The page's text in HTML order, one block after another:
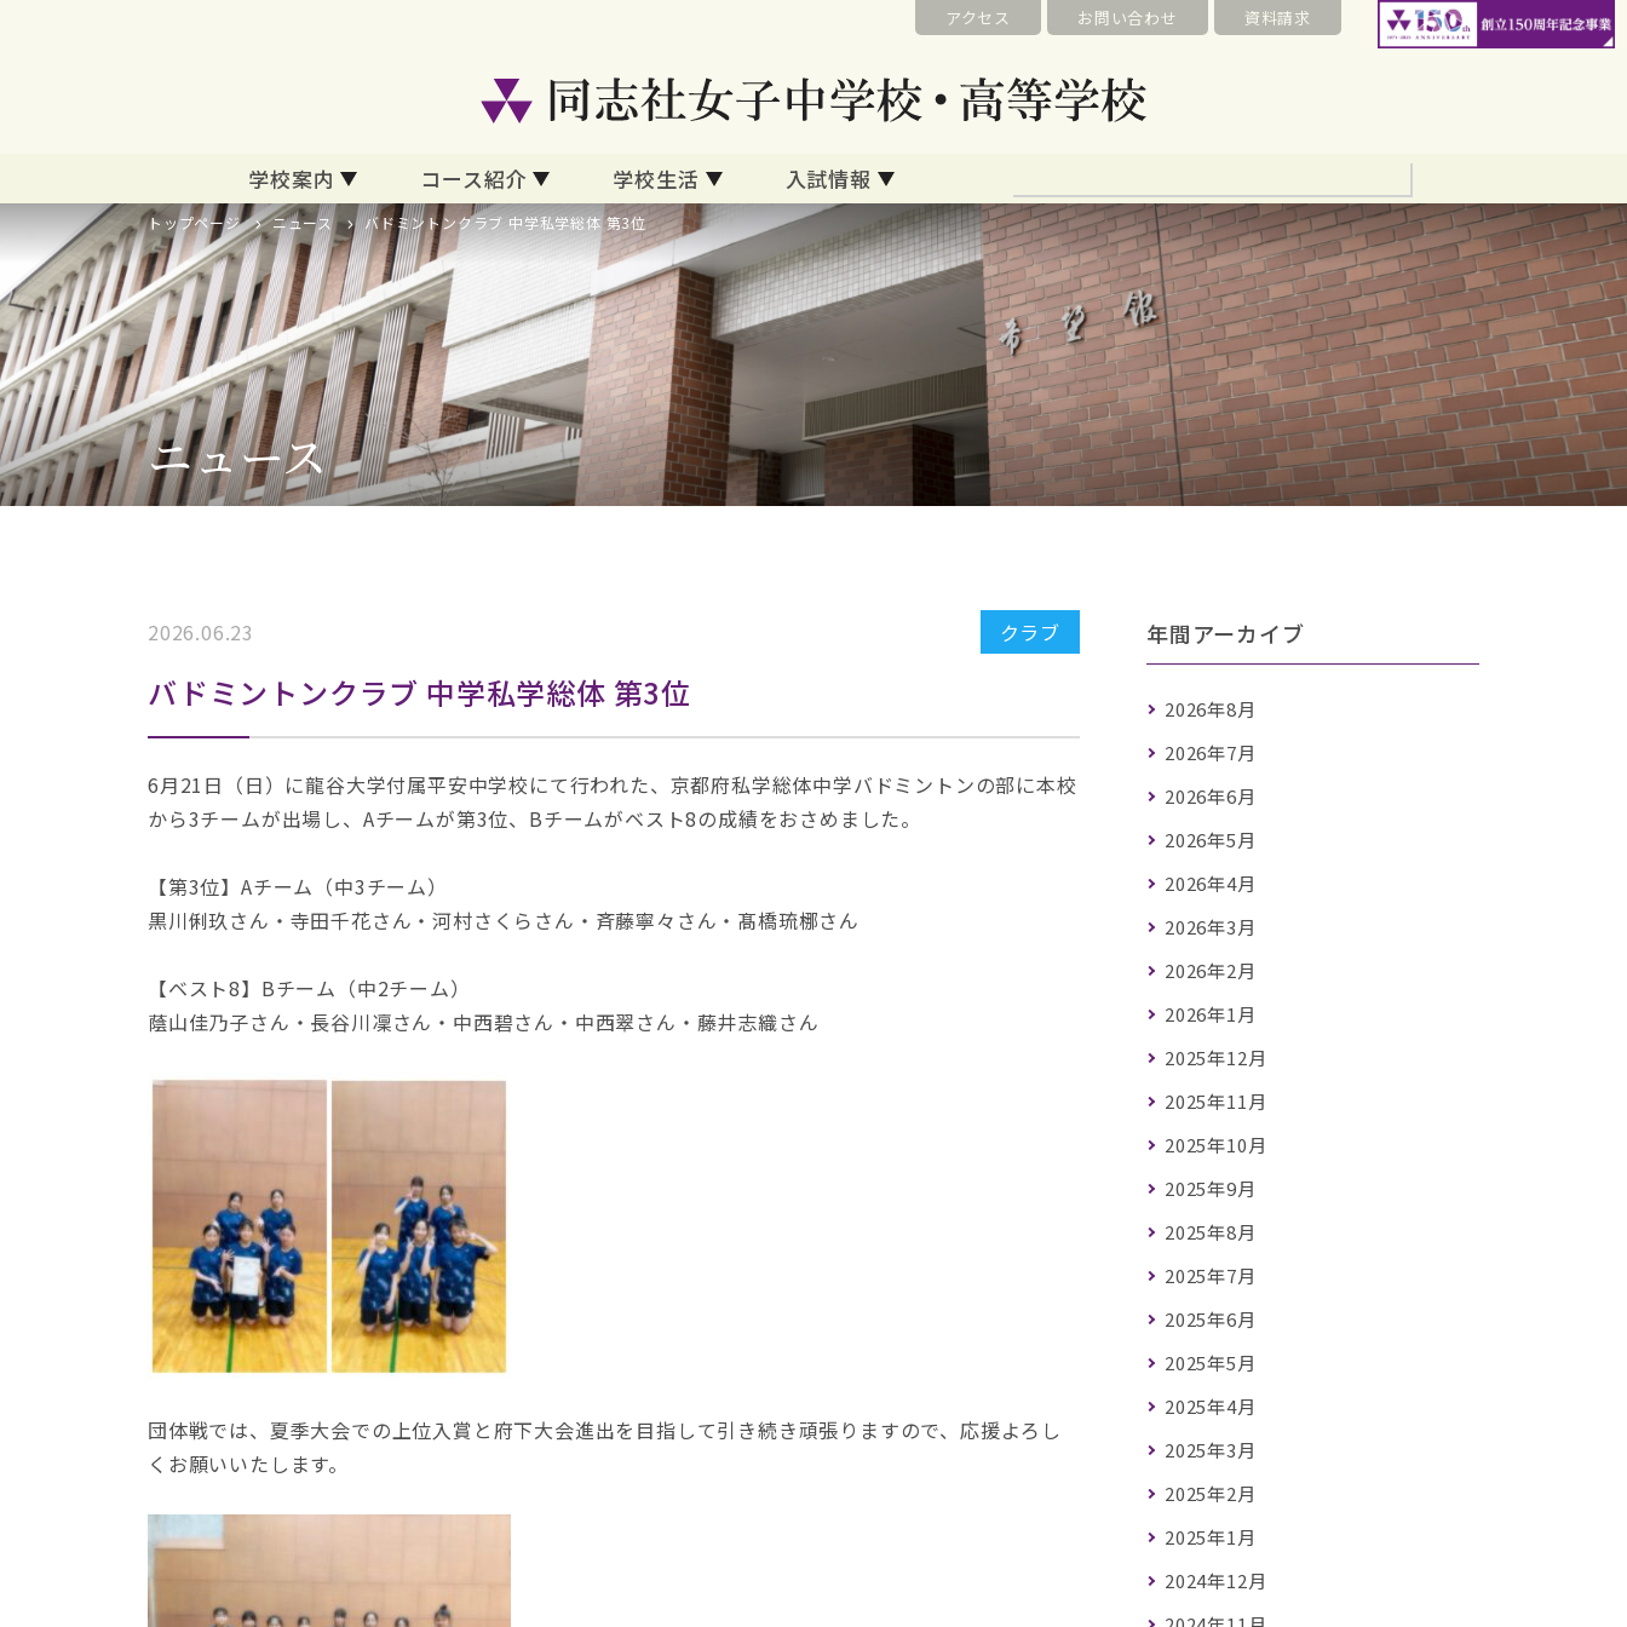
アクセス お問い合わせ 資料請求
学校案内 コース紹介 学校生活 入試情報
トップページ ニュース バドミントンクラブ 中学私学総体 第3位
ニュース
2026.06.23 クラブ
バドミントンクラブ 中学私学総体 第3位
6月21日（日）に龍谷大学付属平安中学校にて行われた、京都府私学総体中学バドミントンの部に本校
から3チームが出場し、Aチームが第3位、Bチームがベスト8の成績をおさめました。
【第3位】Aチーム（中3チーム）
黒川俐玖さん・寺田千花さん・河村さくらさん・斉藤寧々さん・髙橋琉梛さん
【ベスト8】Bチーム（中2チーム）
蔭山佳乃子さん・長谷川凜さん・中西碧さん・中西翠さん・藤井志織さん
団体戦では、夏季大会での上位入賞と府下大会進出を目指して引き続き頑張りますので、応援よろし
くお願いいたします。
年間アーカイブ
2026年8月
2026年7月
2026年6月
2026年5月
2026年4月
2026年3月
2026年2月
2026年1月
2025年12月
2025年11月
2025年10月
2025年9月
2025年8月
2025年7月
2025年6月
2025年5月
2025年4月
2025年3月
2025年2月
2025年1月
2024年12月